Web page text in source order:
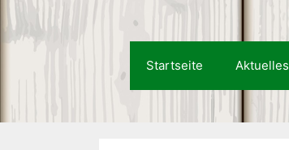
Startseite Aktuelles